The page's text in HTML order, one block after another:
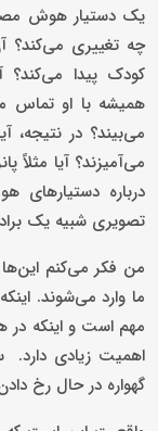
یک دستیار هوش
چه تغییری می‌کند؟
کودک پیدا می‌کند؟
همیشه با او تماس
می‌بیند؟ در نتیجه،
می‌آمیزند؟ آیا مثلاً
درباره
تصویری شبیه یک
من فکر می‌کنم
ما وارد می‌شوند.
مهم است و اینکه در
اهمیت زیادی دارد.
گهواره در حال رخ